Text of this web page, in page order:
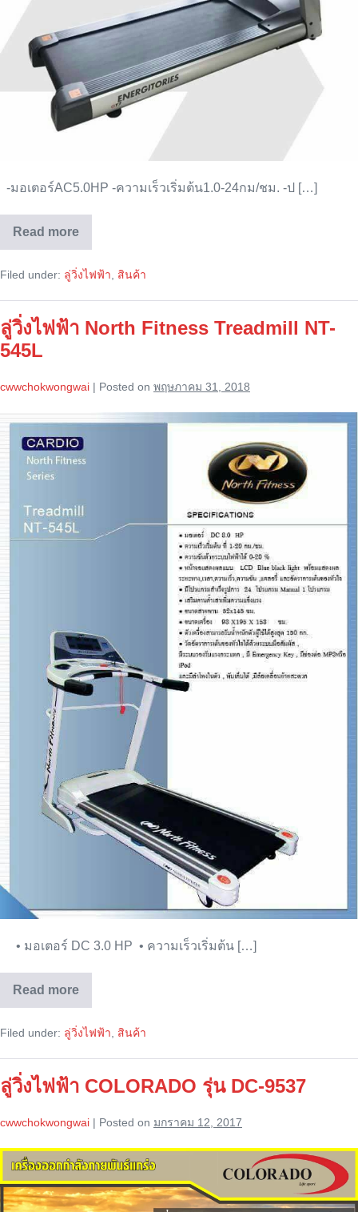
-มอเตอร์AC5.0HP -ความเร็วเริ่มต้น1.0-24กม/ชม. -ป […]
Read more
ลู่
วิ่ง
Setko
Filed under: ลู่วิ่งไฟฟ้า สินค้า
ลู่วิ่งไฟฟ้า North Fitness Treadmill NT-
545L
cwwchokwongwai | Posted on พฤษภาคม 31, 2018
ไฟฟ้า
Fitness
Treadmill
• มอเตอร์ DC 3.0 HP • ความเร็วเริ่มต้น […]
Read more
ลู่
วิ่ง
North
Treadmill
545L
Filed under: ลู่วิ่งไฟฟ้า สินค้า
ลู่วิ่งไฟฟ้า COLORADO รุ่น DC-9537
cwwchokwongwai | Posted on มกราคม 12, 2017
วิ่ง
ไฟฟ้า